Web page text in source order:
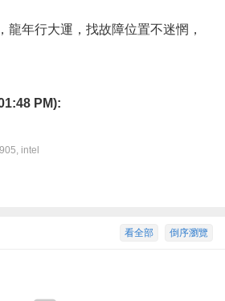
龍年行大運，找故障位置不迷惘，
PM):
, intel
倒序瀏覽
看全部